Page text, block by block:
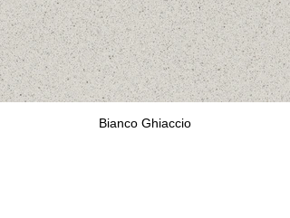
Bianco Ghiaccio